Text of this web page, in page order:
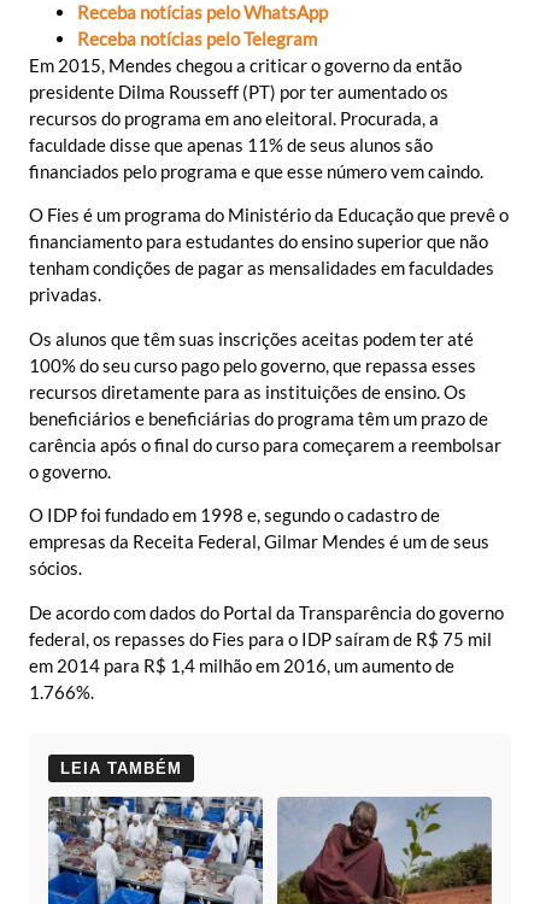
Receba notícias pelo WhatsApp
Receba notícias pelo Telegram
Em 2015, Mendes chegou a criticar o governo da então
presidente Dilma Rousseff (PT) por ter aumentado os
recursos do programa em ano eleitoral. Procurada, a
faculdade disse que apenas 11% de seus alunos são
financiados pelo programa e que esse número vem caindo.
O Fies é um programa do Ministério da Educação que prevê o
financiamento para estudantes do ensino superior que não
tenham condições de pagar as mensalidades em faculdades
privadas.
Os alunos que têm suas inscrições aceitas podem ter até
100% do seu curso pago pelo governo, que repassa esses
recursos diretamente para as instituições de ensino. Os
beneficiários e beneficiárias do programa têm um prazo de
carência após o final do curso para começarem a reembolsar
o governo.
O IDP foi fundado em 1998 e, segundo o cadastro de
empresas da Receita Federal, Gilmar Mendes é um de seus
sócios.
De acordo com dados do Portal da Transparência do governo
federal, os repasses do Fies para o IDP saíram de R$ 75 mil
em 2014 para R$ 1,4 milhão em 2016, um aumento de
1.766%.
LEIA TAMBÉM